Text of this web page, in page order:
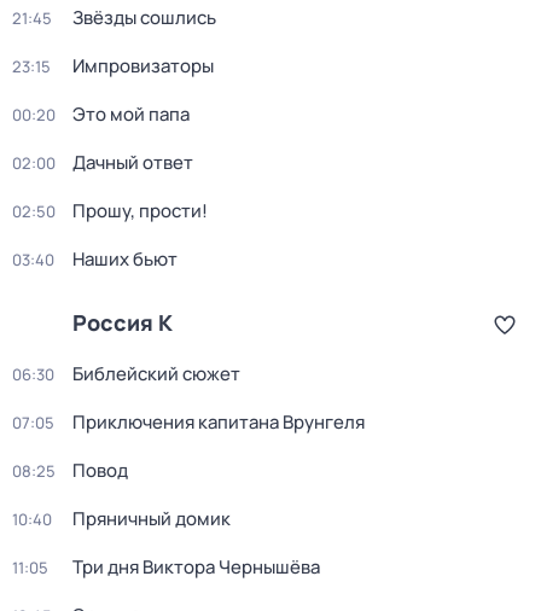
21:45 Звёзды сошлись
23:15 Импровизаторы
00:20 Это мой папа
02:00 Дачный ответ
02:50 Прошу, прости!
03:40 Наших бьют
Россия К
06:30 Библейский сюжет
07:05 Приключения капитана Врунгеля
08:25 Повод
10:40 Пряничный домик
11:05 Три дня Виктора Чернышёва